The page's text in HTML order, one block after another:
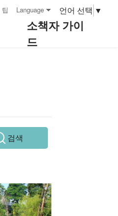
Language 언어 선택 ▼
소책자 가이
드
검색